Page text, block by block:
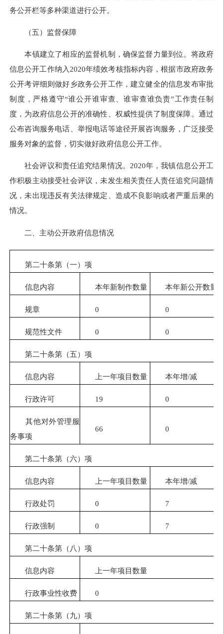
务公开栏等多种渠道进行公开。
（五）监督保障
本镇建立了相应的监督机制，确保监督力量到位。将政府
信息公开工作纳入2020年绩效考核指标内容，根据市政府政务
公开考评细则做好乡政务公开工作，建立健全的信息发布审批
制度，严格遵守“谁公开谁审查、谁审查谁负责”工作责任制
度，为政府信息公开的准确性、权威性提供了制度保障。通过
公布咨询服务电话、举报电话等途径开展咨询服务，广泛接受
服务对象的监督，切实做好政府信息公开工作。
社会评议和责任追究结果情况。2020年，我镇信息公开工
作积极主动接受社会评议，未发生相关责任人责任追究问题情
况，未出现违反有关法律规定、造成不良影响或者严重后果的
情况。
二、主动公开政府信息情况
第二十条第（一）项
信息内容 本年新制作数量 本年新公开数量
规章 0 0
规范性文件 0 0
第二十条第（五）项
信息内容 上一年项目数量 本年增/减
行政许可 19 0
其他对外管理服
务事项
66 0
第二十条第（六）项
信息内容 上一年项目数量 本年增/减
行政处罚 0 7
行政强制 0 7
第二十条第（八）项
信息内容 上一年项目数量
行政事业性收费 0
第二十条第（九）项